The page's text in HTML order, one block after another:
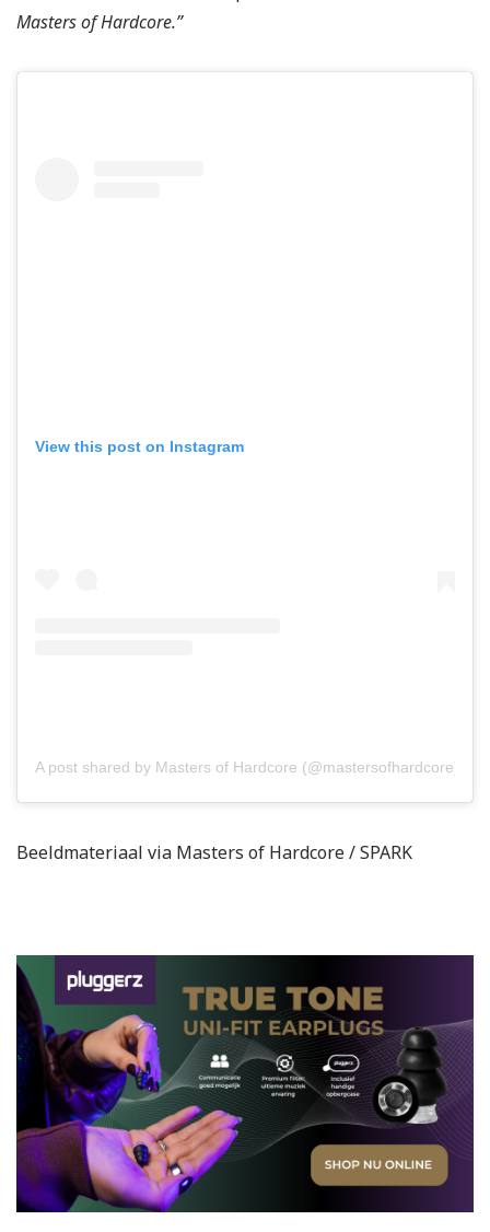
Masters of Hardcore.”
View this post on Instagram
A post shared by Masters of Hardcore (@mastersofhardcore)
Beeldmateriaal via Masters of Hardcore / SPARK